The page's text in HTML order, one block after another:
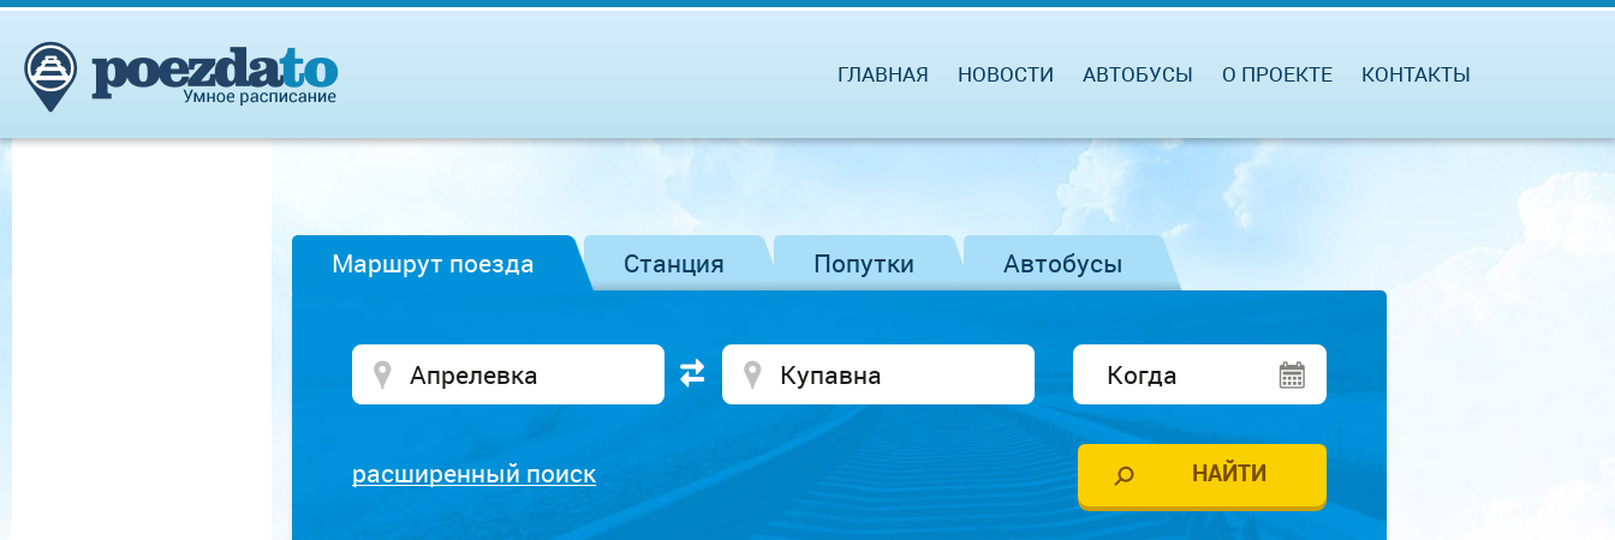
ГЛАВНАЯ НОВОСТИ АВТОБУСЫ О ПРОЕКТЕ КОНТАКТЫ
Маршрут поезда Станция Попутки Автобусы
расширенный поиск